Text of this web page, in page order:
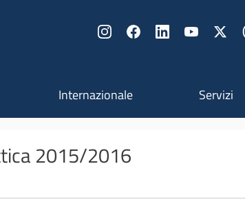
Internazionale Servizi
2015/2016